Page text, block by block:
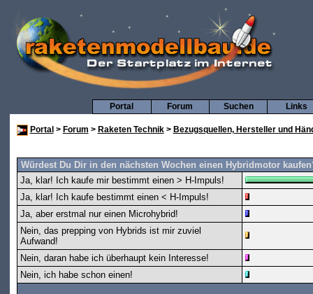
Links
Suchen
Forum
Portal
Portal > Forum > Raketen Technik> Bezugsquellen, Hersteller und
Würdest Du Dir in den nächsten Wochen einen Hybridmotor
Ja, klar! Ich kaufe mir bestimmt einen > H-Impuls!
Ja, klar! Ich kaufe bestimmt einen < H-Impuls!
Ja, aber erstmal nur einen Microhybrid!
Nein, das prepping von Hybrids ist mir zuviel
Aufwand!
Nein, daran habe ich überhaupt kein Interesse!
Nein, ich habe schon einen!